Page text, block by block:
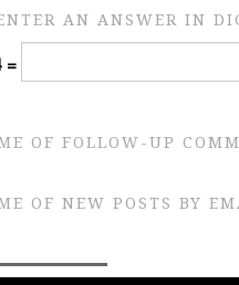
AN ANSWER IN
=
OF FOLLOW-UP
OF NEW POSTS BY